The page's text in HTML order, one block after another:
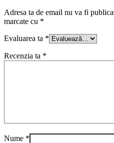
Adresa ta de email nu va fi
marcate cu *
Evaluarea ta *
Recenzia ta *
Nume *